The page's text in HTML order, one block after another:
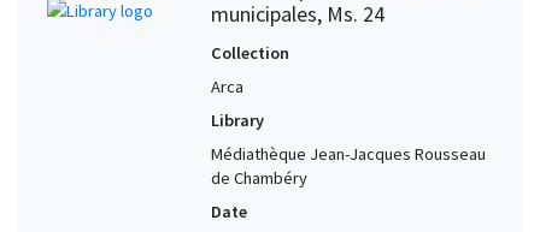
municipales, Ms. 24
Collection
Arca
Library
Médiathèque Jean-Jacques Rousseau
de Chambéry
Date